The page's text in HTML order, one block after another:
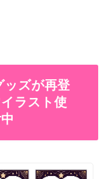
ッズが再登
ラスト使